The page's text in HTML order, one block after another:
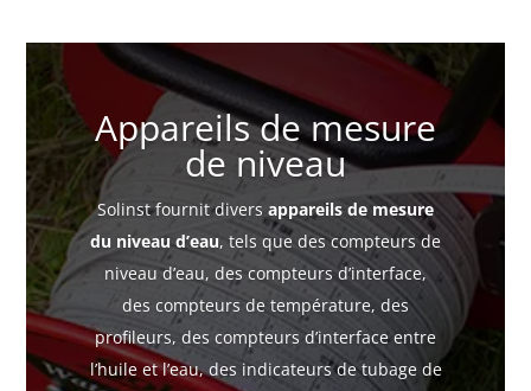
Appareils de mesure
de niveau
Solinst fournit divers appareils de mesure
du niveau d’eau, tels que des compteurs de
niveau d’eau, des compteurs d’interface,
des compteurs de température, des
profileurs, des compteurs d’interface entre
l’huile et l’eau, des indicateurs de tubage de